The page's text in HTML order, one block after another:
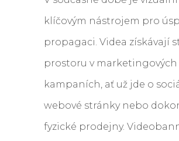
klíčovým nástrojem pro
propagaci. Videa získávají
prostoru v marketingových
kampaních, ať už jde o
webové stránky nebo
fyzické prodejny.